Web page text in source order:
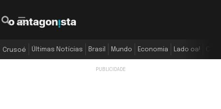
Crusoé Últimas Notícias Brasil Mundo Economia Lado oa!